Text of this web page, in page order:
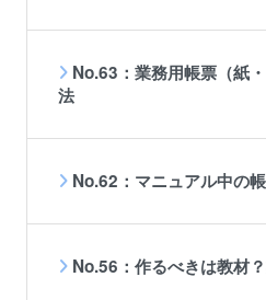
No.63：業務用帳票（紙
法
No.62：マニュアル中の
No.56：作るべきは教材